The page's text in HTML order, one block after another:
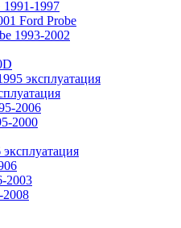
1991-1997
Ford Probe
1993-2002
эксплуатация
2006
2000
2003
2008